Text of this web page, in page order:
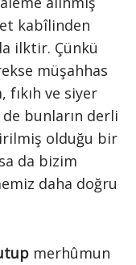
kabîlinden
ilktir. Çünkü
müşahhas
ve siyer
bunların derli
olduğu bir
da bizim
daha doğru
merhûmun